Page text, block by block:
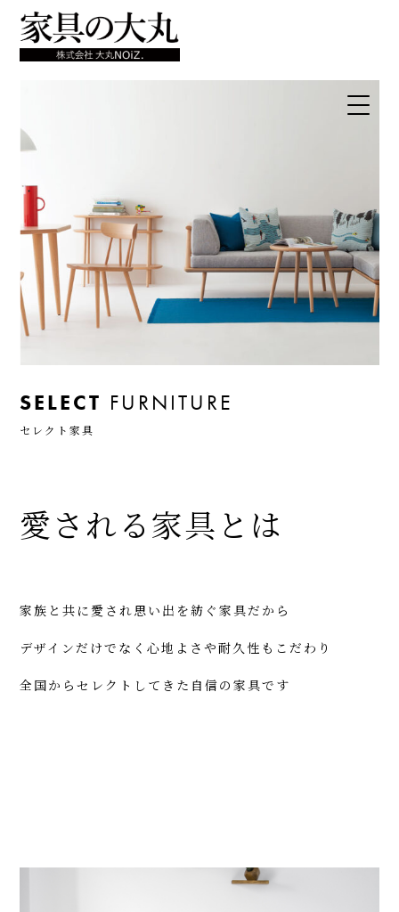
SELECT FURNITURE
セレクト家具
愛される家具とは
家族と共に愛され思い出を紡ぐ家具だから
デザインだけでなく心地よさや耐久性もこだわり
全国からセレクトしてきた自信の家具です